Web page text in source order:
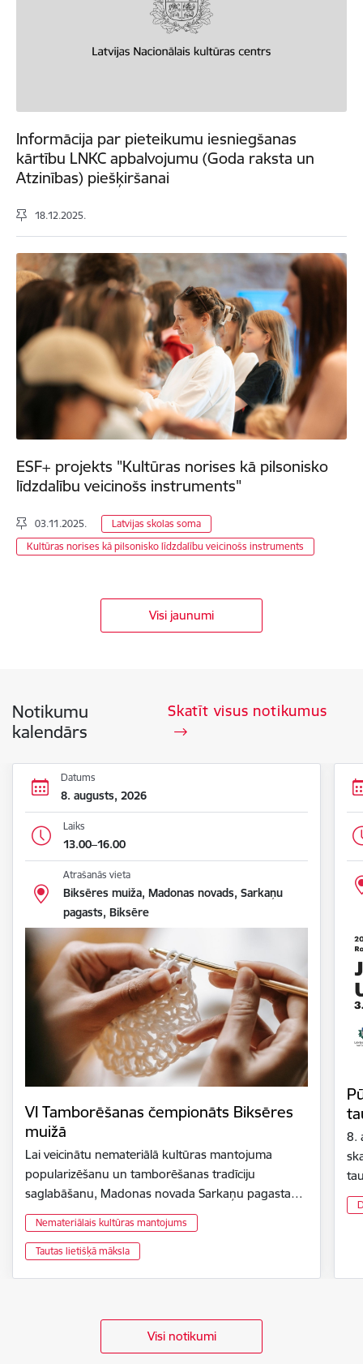
Informācija par pieteikumu iesniegšanas
kārtību LNKC apbalvojumu (Goda raksta un
Atzinības) piešķiršanai
18.12.2025.
ESF+ projekts "Kultūras norises kā pilsonisko
līdzdalību veicinošs instruments"
03.11.2025.
Latvijas skolas soma
Kultūras norises kā pilsonisko līdzdalību veicinošs instruments
Visi jaunumi
Notikumu
kalendārs
Skatīt visus notikumus
Datums
8. augusts, 2026
Laiks
13.00–16.00
Atrašanās vieta
Biksēres muiža, Madonas novads, Sarkaņu
pagasts, Biksēre
VI Tamborēšanas čempionāts Biksēres
muižā
Lai veicinātu nemateriālā kultūras mantojuma
popularizēšanu un tamborēšanas tradīciju
saglabāšanu, Madonas novada Sarkaņu pagasta…
Nemateriālais kultūras mantojums
Tautas lietišķā māksla
8.
Visi notikumi